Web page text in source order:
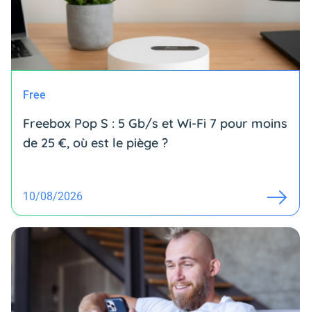
Free
Freebox Pop S : 5 Gb/s et Wi-Fi 7 pour moins
de 25 €, où est le piège ?
10/08/2026